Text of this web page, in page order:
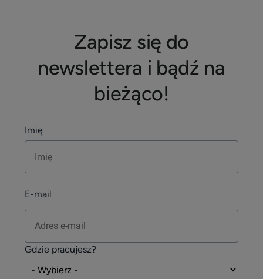
Zapisz się do
newslettera i bądź na
bieżąco!
Imię
E-mail
Gdzie pracujesz?